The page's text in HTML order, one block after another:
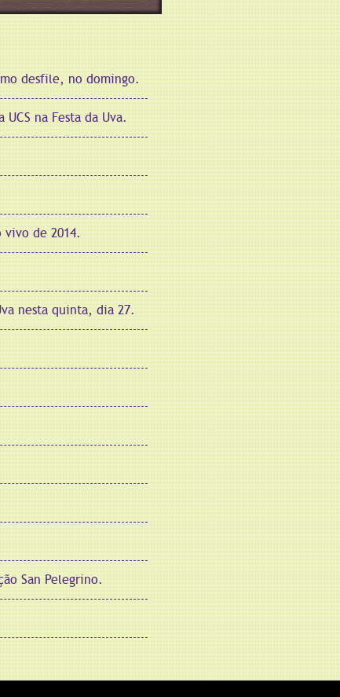
desfile, no domingo.
na Festa da Uva.
vivo de 2014.
nesta quinta, dia 27.
San Pelegrino.